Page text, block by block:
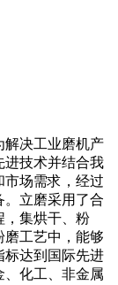
解决工业磨机产
进技术并结合我
市场需求，经过
。立磨采用了合
，集烘干、粉
磨工艺中，能够
标达到国际先进
、化工、非金属